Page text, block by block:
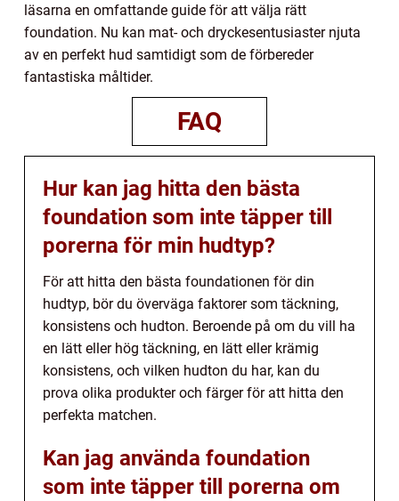
läsarna en omfattande guide för att välja rätt
foundation. Nu kan mat- och dryckesentusiaster njuta
av en perfekt hud samtidigt som de förbereder
fantastiska måltider.
FAQ
Hur kan jag hitta den bästa
foundation som inte täpper till
porerna för min hudtyp?
För att hitta den bästa foundationen för din
hudtyp, bör du överväga faktorer som täckning,
konsistens och hudton. Beroende på om du vill ha
en lätt eller hög täckning, en lätt eller krämig
konsistens, och vilken hudton du har, kan du
prova olika produkter och färger för att hitta den
perfekta matchen.
Kan jag använda foundation
som inte täpper till porerna om